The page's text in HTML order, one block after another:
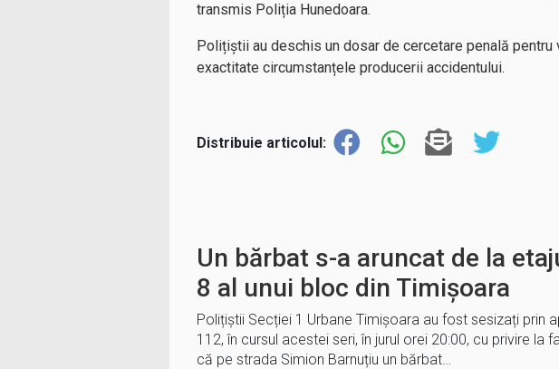
transmis Poliția Hunedoara.
Polițiștii au deschis un dosar de cercetare penală
exactitate circumstanțele producerii accidentului.
Distribuie articolul:
Un bărbat s-a aruncat de la
8 al unui bloc din Timișoara
Polițiștii Secției 1 Urbane Timișoara au fost sesizați prin
112, în cursul acestei seri, în jurul orei 20:00, cu privire la
că pe strada Simion Barnuțiu un bărbat…